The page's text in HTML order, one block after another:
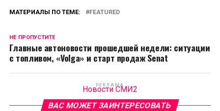
МАТЕРИАЛЫ ПО ТЕМЕ: FEATURED
НЕ ПРОПУСТИТЕ
Главные автоновости прошедшей недели: ситуации
с топливом, «Volga» и старт продаж Senat
РЕКЛАМА
Новости СМИ2
ВАС МОЖЕТ ЗАИНТЕРЕСОВАТЬ